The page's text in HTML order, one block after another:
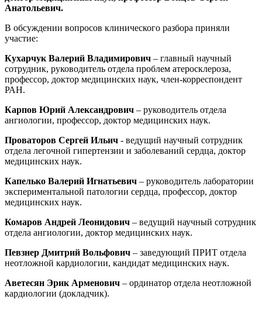
Анатольевич.
В обсуждении вопросов клинического разбора приняли
участие:
Кухарчук Валерий Владимирович – главный научный
сотрудник, руководитель отдела проблем атеросклероза,
профессор, доктор медицинских наук, член-корреспондент
РАН.
Карпов Юрий Александрович – руководитель отдела
ангиологии, профессор, доктор медицинских наук.
Проваторов Сергей Ильич - ведущий научный сотрудник
отдела легочной гипертензии и заболеваний сердца, доктор
медицинских наук.
Капелько Валерий Игнатьевич – руководитель лаборатории
экспериментальной патологии сердца, профессор, доктор
медицинских наук.
Комаров Андрей Леонидович – ведущий научный сотрудник
отдела ангиологии, доктор медицинских наук.
Певзнер Дмитрий Вольфович – заведующий ПРИТ отдела
неотложной кардиологии, кандидат медицинских наук.
Аветесян Эрик Арменович – ординатор отдела неотложной
кардиологии (докладчик).